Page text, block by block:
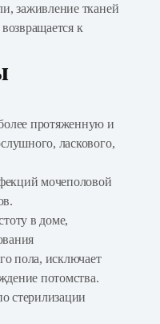
заживление тканей
к
протяженную и
ласкового,
мочеполовой
в доме,
пола, исключает
потомства.
стерилизации